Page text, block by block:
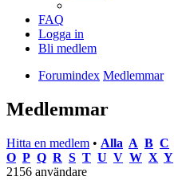
FAQ
Logga in
Bli medlem
Forumindex Medlemmar
Medlemmar
Hitta en medlem • Alla A B C
O P Q R S T U V W X Y
2156 användare